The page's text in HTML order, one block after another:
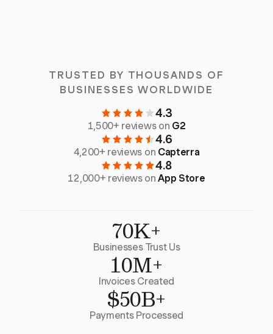
TRUSTED BY THOUSANDS OF
BUSINESSES WORLDWIDE
4.3
1,500+ reviews on G2
4.6
4,200+ reviews on Capterra
4.8
12,000+ reviews onApp Store
70K+
Businesses Trust Us
10M+
Invoices Created
$50B+
Payments Processed